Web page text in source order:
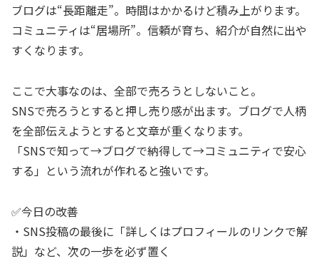
ブログは“長距離走”。時間はかかるけど積み上がります。
コミュニティは“居場所”。信頼が育ち、紹介が自然に出や
すくなります。
ここで大事なのは、全部で売ろうとしないこと。
SNSで売ろうとすると押し売り感が出ます。ブログで人柄
を全部伝えようとすると文章が重くなります。
「SNSで知って→ブログで納得して→コミュニティで安心
する」という流れが作れると強いです。
✅今日の改善
・SNS投稿の最後に「詳しくはプロフィールのリンクで解
説」など、次の一歩を必ず置く